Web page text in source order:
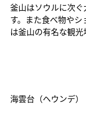
釜山はソウルに次
す。また食べ物や
は釜山の有名な観光
海雲台（ヘウンデ）